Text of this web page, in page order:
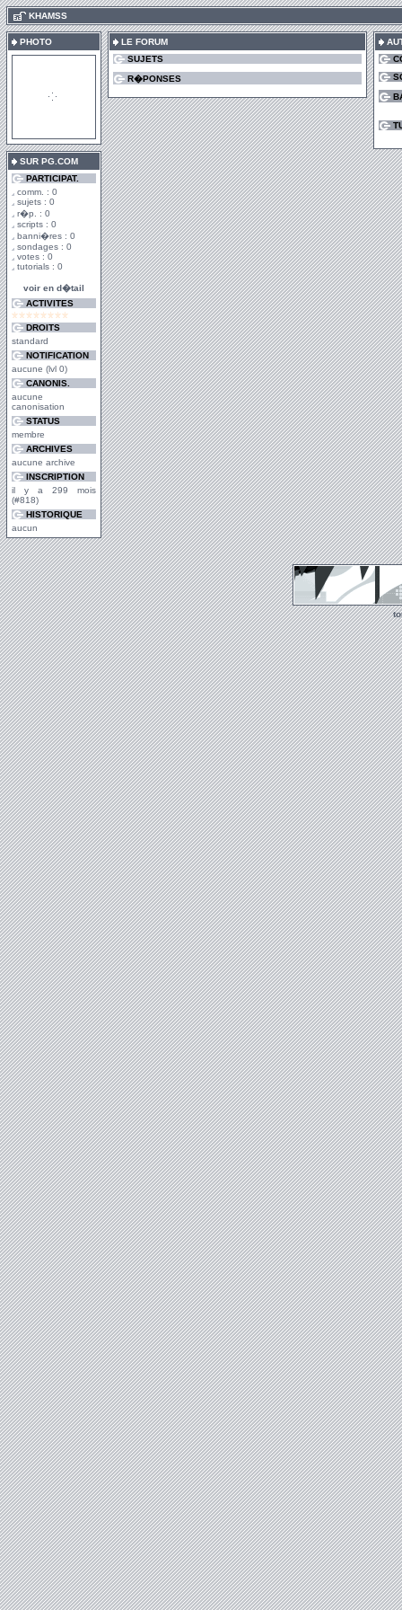
KHAMSS
PHOTO
SUR PG.COM
PARTICIPAT.
comm. : 0
sujets : 0
r�p. : 0
scripts : 0
banni�res : 0
sondages : 0
votes : 0
tutorials : 0
voir en d�tail
ACTIVITES
DROITS
standard
NOTIFICATION
aucune (lvl 0)
CANONIS.
aucune
canonisation
STATUS
membre
ARCHIVES
aucune archive
INSCRIPTION
il y a 299 mois
(#818)
HISTORIQUE
aucun
LE FORUM
SUJETS
R�PONSES